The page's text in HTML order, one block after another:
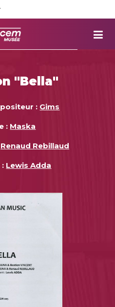
"Bella"
: Gims
: Maska
Renaud Rebillaud
: Lewis Adda